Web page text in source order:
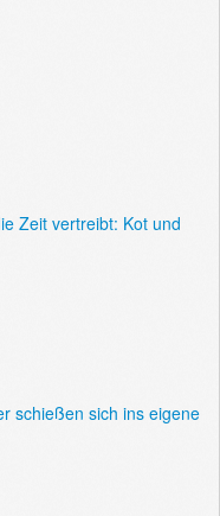
Zeit vertreibt: Kot und
schießen sich ins eigene